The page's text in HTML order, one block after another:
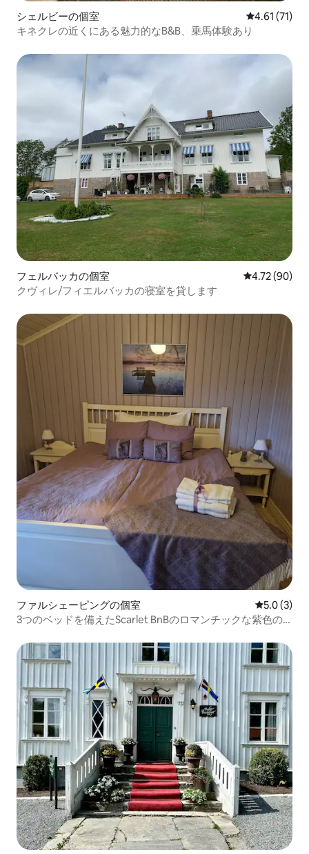
シェルビーの個室 レビュー71
4.61 (71)
キネクレの近くにある魅力的なB&B、乗馬体験あり
フェルバッカの個室 レビュー90
4.72 (90)
クヴィレ/フィエルバッカの寝室を貸します
ファルシェーピングの個室 レビュー3
5.0 (3)
3つのベッドを備えたScarlet BnBのロマンチックな紫色の